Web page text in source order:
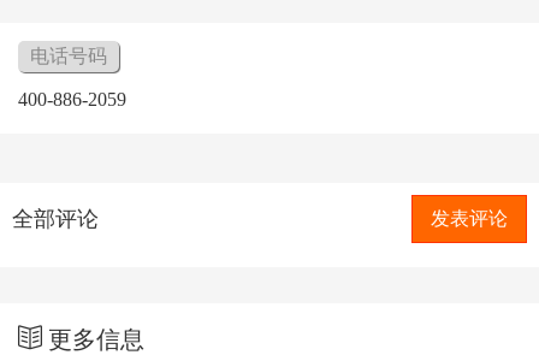
电话号码
400-886-2059
全部评论 发表评论
更多信息